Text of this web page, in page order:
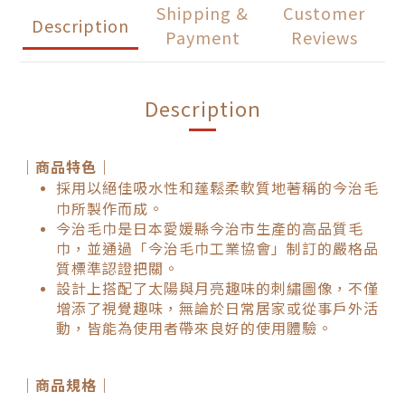
Description
Shipping &
Payment
Customer
Reviews
Description
｜商品特色｜
採用以絕佳吸水性和蓬鬆柔軟質地著稱的今治毛
巾所製作而成。
今治毛巾是日本愛媛縣今治市生產的高品質毛
巾，並通過「今治毛巾工業協會」制訂的嚴格品
質標準認證把關。
設計上搭配了太陽與月亮趣味的刺繡圖像，不僅
增添了視覺趣味，無論於日常居家或從事戶外活
動，皆能為使用者帶來良好的使用體驗。
｜商品規格｜